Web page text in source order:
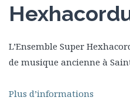
L’Ensemble Super
de musique ancienne à
Plus d’informations